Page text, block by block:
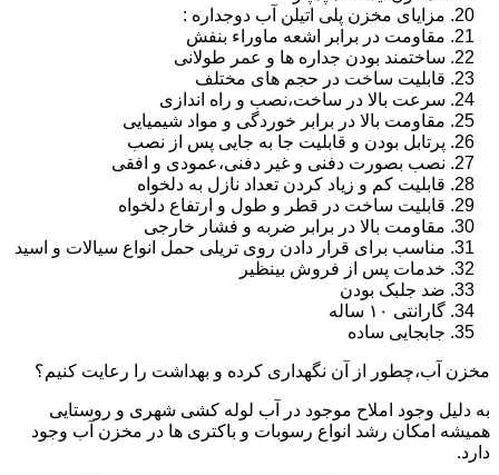
مزایای مخزن پلی اتیلن آب دوجداره :
مقاومت در برابر اشعه ماوراء بنفش
ساختمند بودن جداره ها و عمر طولانی
قابلیت ساخت در حجم های مختلف
سرعت بالا در ساخت،نصب و راه اندازی
مقاومت بالا در برابر خوردگی و مواد شیمیایی
پرتابل بودن و قابلیت جا به جایی پس از نصب
نصب بصورت دفنی و غیر دفنی،عمودی و افقی
قابلیت کم و زیاد کردن تعداد نازل به دلخواه
قابلیت ساخت در قطر و طول و ارتفاع دلخواه
مقاومت بالا در برابر ضربه و فشار خارجی
مناسب برای قرار دادن روی تریلی حمل انواع سیالات و اسید
خدمات پس از فروش بینظیر
ضد جلبک بودن
گارانتی ۱۰ ساله
جابجایی ساده
مخزن آب،چطور از آن نگهداری کرده و بهداشت را رعایت کنیم؟
به دلیل وجود املاح موجود در آب لوله کشی شهری و روستایی
همیشه امکان رشد انواع رسوبات و باکتری ها در مخزن آب وجود
دارد.